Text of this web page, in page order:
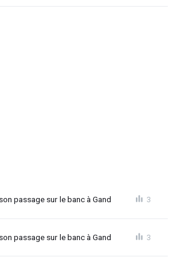
passage sur le banc à Gand 3
passage sur le banc à Gand 3